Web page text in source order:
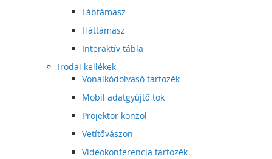
Lábtámasz
Háttámasz
Interaktív tábla
Irodai kellékek
Vonalkódolvasó tartozék
Mobil adatgyűjtő tok
Projektor konzol
Vetítővászon
Videokonferencia tartozék